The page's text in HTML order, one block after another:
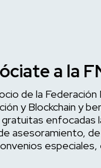
a la
de la Federación
y Blockchain y
enfocadas
asesoramiento,
especiales,